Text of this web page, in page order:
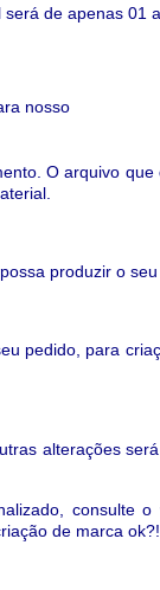
de apenas 01
nosso
O arquivo
produzir o
pedido, para
alterações
consulte
de marca ok?!